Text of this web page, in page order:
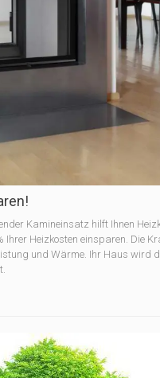
Kamineinsatz hilft Ihnen
Ihrer Heizkosten einsparen. Die
und Wärme. Ihr Haus wird